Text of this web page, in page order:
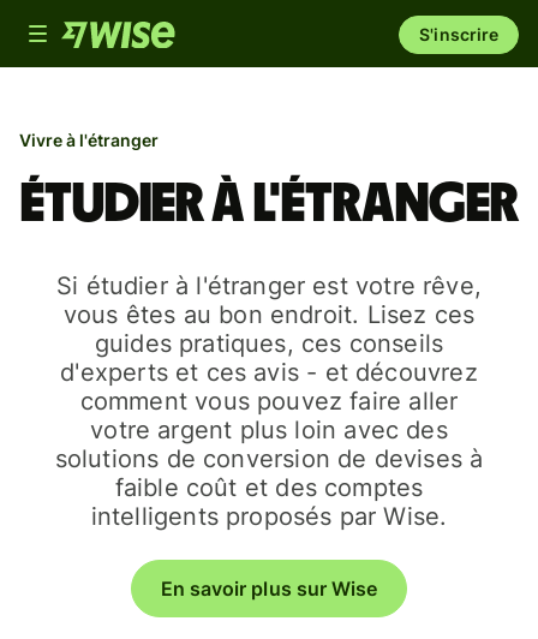
Toggle
navigation
S'inscrire
Vivre à l'étranger
Étudier à l'étranger
Si étudier à l'étranger est votre rêve,
vous êtes au bon endroit. Lisez ces
guides pratiques, ces conseils
d'experts et ces avis - et découvrez
comment vous pouvez faire aller
votre argent plus loin avec des
solutions de conversion de devises à
faible coût et des comptes
intelligents proposés par Wise.
En savoir plus sur Wise